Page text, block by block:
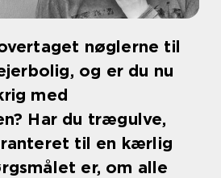
nøglerne til
og er du nu
med
Har du trægulve,
til en kærlig
er, om alle